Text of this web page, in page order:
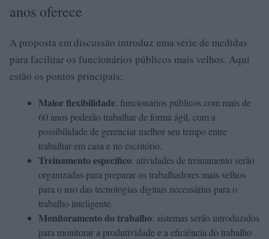
anos oferece
A proposta em discussão introduz uma série de medidas
para facilitar os funcionários públicos mais velhos. Aqui
estão os pontos principais:
Maior flexibilidade: funcionários públicos com mais de
60 anos poderão trabalhar de forma ágil, com a
possibilidade de gerenciar melhor seu tempo entre
trabalhar em casa e no escritório.
Treinamento específico: atividades de treinamento serão
organizadas para preparar os trabalhadores mais velhos
para o uso das tecnologias digitais necessárias para o
trabalho inteligente.
Monitoramento do trabalho: sistemas serão introduzidos
para monitorar a produtividade e a eficiência do trabalho